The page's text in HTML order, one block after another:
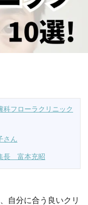
科フローラクリニック
さん
長 富本充昭
自分に合う良いクリ